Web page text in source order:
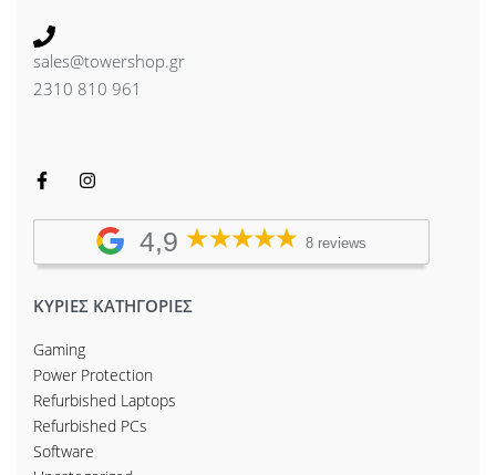
sales@towershop.gr
2310 810 961
4,9 8 reviews
ΚΥΡΙΕΣ ΚΑΤΗΓΟΡΙΕΣ
Gaming
Power Protection
Refurbished Laptops
Refurbished PCs
Software